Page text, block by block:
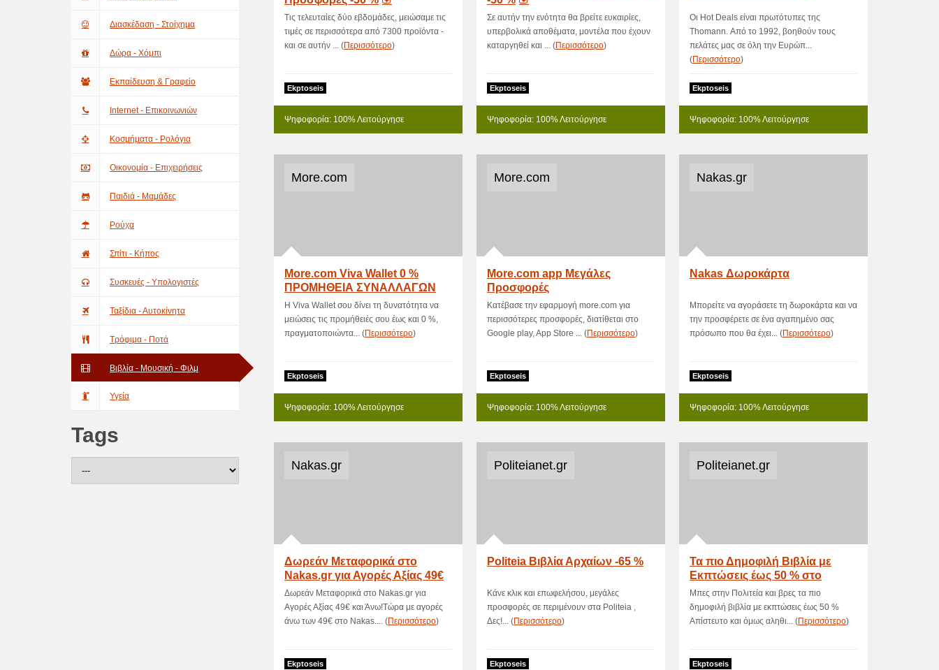
Διασκέδαση - Στοίχημα
Δώρα - Χόμπι
Εκπαίδευση & Γραφείο
Internet - Επικοινωνιών
Κοσμήματα - Ρολόγια
Οικονομία - Επιχειρήσεις
Παιδιά - Μαμάδες
Ρούχα
Σπίτι - Κήπος
Συσκευές - Υπολογιστές
Ταξίδια - Αυτοκίνητα
Τρόφιμα - Ποτά
Βιβλία - Μουσική - Φιλμ
Υγεία
Tags
Τις τελευταίες δύο εβδομάδες, μειώσαμε τις
τιμές σε περισσότερα από 7300 προϊόντα -
και σε αυτήν ... (Περισσότερο)
Ekptoseis
Ψηφοφορία: 100% Λειτούργησε
Σε αυτήν την ενότητα θα βρείτε ευκαιρίες,
υπερβολικά αποθέματα, μοντέλα που έχουν
καταργηθεί και ... (Περισσότερο)
Ekptoseis
Ψηφοφορία: 100% Λειτούργησε
Οι Hot Deals είναι πρωτότυπες της
Thomann. Από το 1992, βοηθούν τους
πελάτες μας σε όλη την Ευρώπ...
(Περισσότερο)
Ekptoseis
Ψηφοφορία: 100% Λειτούργησε
More.com
More.com Viva Wallet 0 %
ΠΡΟΜΗΘΕΙΑ ΣΥΝΑΛΛΑΓΩΝ
Η Viva Wallet σου δίνει τη δυνατότητα να
μειώσεις τις προμήθειές σου έως και 0 %,
πραγματοποιώντα... (Περισσότερο)
Ekptoseis
Ψηφοφορία: 100% Λειτούργησε
More.com
More.com app Μεγάλες
Προσφορές
Κατέβασε την εφαρμογή more.com για
περισσότερες προσφορές, διατίθεται στο
Google play, App Store ... (Περισσότερο)
Ekptoseis
Ψηφοφορία: 100% Λειτούργησε
Nakas.gr
Nakas Δωροκάρτα
Μπορείτε να αγοράσετε τη δωροκάρτα και να
την προσφέρετε σε ένα αγαπημένο σας
πρόσωπο που θα έχει... (Περισσότερο)
Ekptoseis
Ψηφοφορία: 100% Λειτούργησε
Nakas.gr
Δωρεάν Μεταφορικά στο
Nakas.gr για Αγορές Αξίας 49€
και Άνω
Δωρεάν Μεταφορικά στο Nakas.gr για
Αγορές Αξίας 49€ και Άνω!Τώρα με αγορές
άνω των 49€ στο Nakas.... (Περισσότερο)
Ekptoseis
Politeianet.gr
Politeia Βιβλία Αρχαίων -65 %
Κάνε κλικ και επωφελήσου, μεγάλες
προσφορές σε περιμένουν στα Politeia ,
Δες!... (Περισσότερο)
Ekptoseis
Politeianet.gr
Τα πιο Δημοφιλή Βιβλία με
Εκπτώσεις έως 50 % στο
Politeia!
Μπες στην Πολιτεία και βρες τα πιο
δημοφιλή βιβλία με εκπτώσεις έως 50 %
Απίστευτο και όμως αληθι... (Περισσότερο)
Ekptoseis